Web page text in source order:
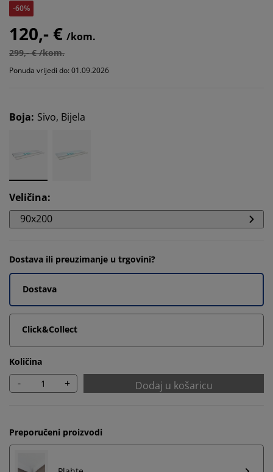
-60%
120,- € /kom.
299,- € /kom.
Ponuda vrijedi do: 01.09.2026
Boja: Sivo, Bijela
Veličina:
90x200
Dostava ili preuzimanje u trgovini?
Dostava
Click&Collect
Količina
- + Dodaj u košaricu
Preporučeni proizvodi